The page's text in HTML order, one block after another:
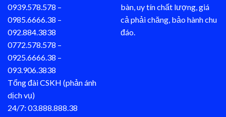
0939.578.578 –
0985.6666.38 –
092.884.3838
0772.578.578 –
0925.6666.38 –
093.906.3838
Tổng đài CSKH (phản ánh
dịch vụ)
24/7: 03.888.888.38
bàn, uy tín chất lượng, giá
cả phải chăng, bảo hành chu
đáo.